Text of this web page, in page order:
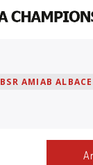
BSR AMIAB